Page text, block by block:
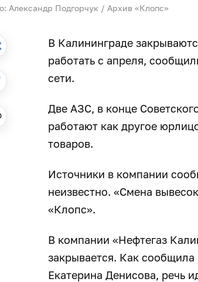
Александр Подгорчук / Архив «Клопс»
В Калининграде
работать с апреля,
сети.
Две АЗС, в конце
работают как другое
товаров.
Источники в компании
неизвестно. «Смена
«Клопс».
В компании «Нефтегаз
закрывается. Как
Екатерина Денисова, речь